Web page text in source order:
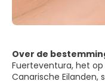
Over de
Fuerteventura, het
Canarische